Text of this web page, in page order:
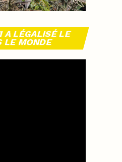
A LÉGALISÉ LE
LE MONDE